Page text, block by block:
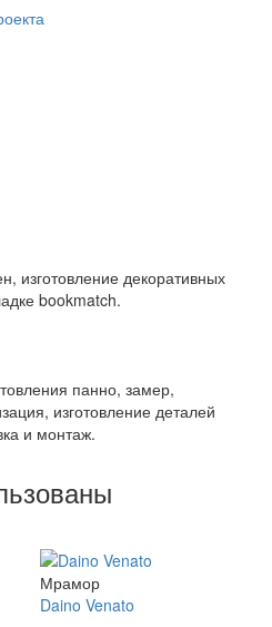
изготовление декоративных
bookmatch.
панно, замер,
изготовление деталей
и монтаж.
Мрамор
Daino Venato